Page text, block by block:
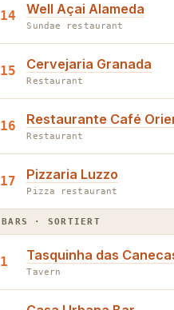
14 Well Açai Alameda
Sundae restaurant
15 Cervejaria Granada
Restaurant
16 Restaurante Café
Restaurant
17 Pizzaria Luzzo
Pizza restaurant
BARS · SORTIERT
1 Tasquinha das
Tavern